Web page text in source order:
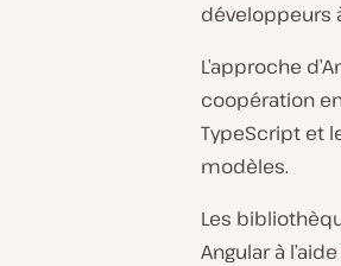
développeurs
L’approche
coopération
TypeScript et
modèles.
Les
Angular à